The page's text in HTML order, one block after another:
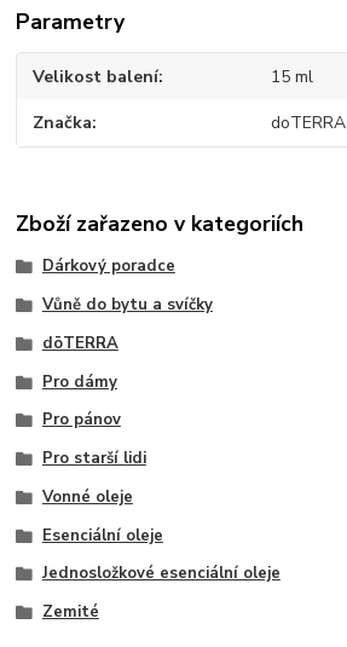
Parametry
Velikost balení 15 ml
Značka doTERRA
Zboží zařazeno v kategoriích
Dárkový poradce
Vůně do bytu a svíčky
dōTERRA
Pro dámy
Pro pánov
Pro starší lidi
Vonné oleje
Esenciální oleje
Jednosložkové esenciální oleje
Zemité